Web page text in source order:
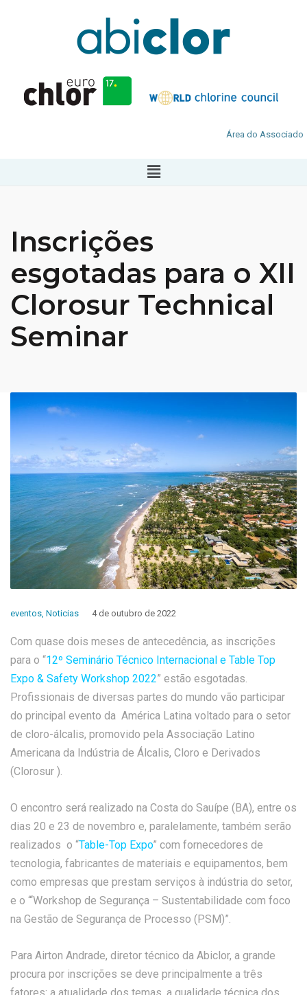
Área do Associado
Inscrições
esgotadas para o XII
Clorosur Technical
Seminar
eventos Noticias 4 de outubro de 2022
Com quase dois meses de antecedência, as inscrições
para o “12º Seminário Técnico Internacional e Table Top
Expo & Safety Workshop 2022” estão esgotadas.
Profissionais de diversas partes do mundo vão participar
do principal evento da América Latina voltado para o setor
de cloro-álcalis, promovido pela Associação Latino
Americana da Indústria de Álcalis, Cloro e Derivados
(Clorosur ).
O encontro será realizado na Costa do Sauípe (BA), entre os
dias 20 e 23 de novembro e, paralelamente, também serão
realizados o “Table-Top Expo” com fornecedores de
tecnologia, fabricantes de materiais e equipamentos, bem
como empresas que prestam serviços à indústria do setor,
e o “‘Workshop de Segurança – Sustentabilidade com foco
na Gestão de Segurança de Processo (PSM)”.
Para Airton Andrade, diretor técnico da Abiclor, a grande
procura por inscrições se deve principalmente a três
fatores: a atualidade dos temas, a qualidade técnica dos